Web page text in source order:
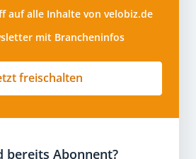
auf alle Inhalte von velobiz.de
mit Brancheninfos
freischalten
bereits Abonnent?